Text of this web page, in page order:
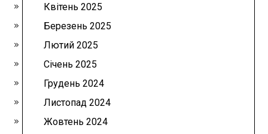
Квітень 2025
Березень 2025
Лютий 2025
Січень 2025
Грудень 2024
Листопад 2024
Жовтень 2024